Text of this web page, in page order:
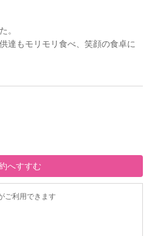
。
達もモリモリ食べ、笑顔の食卓に
へすすむ
ご利用できます